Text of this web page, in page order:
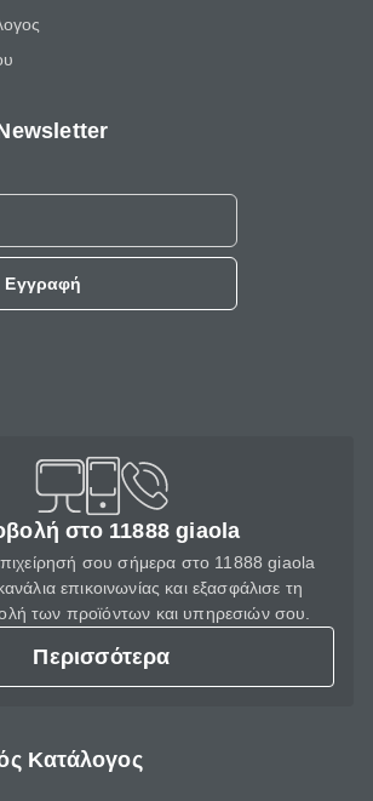
Εγγραφή
στο 11888 giaola
σου σήμερα στο 11888 giaola
επικοινωνίας και εξασφάλισε τη
των προϊόντων και υπηρεσιών σου.
Περισσότερα
Κατάλογος